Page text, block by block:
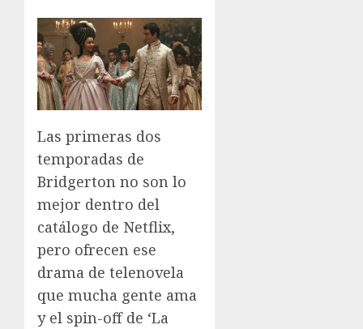
Las primeras dos
temporadas de
Bridgerton no son lo
mejor dentro del
catálogo de Netflix,
pero ofrecen ese
drama de telenovela
que mucha gente ama
y el spin-off de ‘La